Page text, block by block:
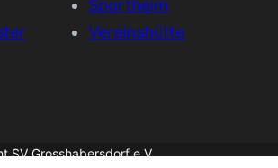
Sportheim
Vereinshütte
SV Grosshabersdorf e.V.